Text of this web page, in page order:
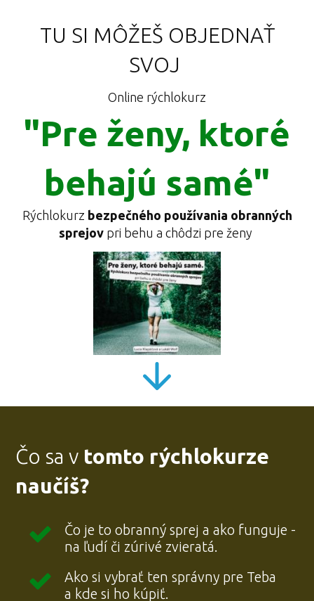
TU SI MÔŽEŠ OBJEDNAŤ
SVOJ
Online rýchlokurz
"Pre ženy, ktoré
behajú samé"
Rýchlokurz bezpečného používania obranných
sprejov pri behu a chôdzi pre ženy
Čo sa v tomto rýchlokurze
naučíš?
Čo je to obranný sprej a ako funguje -
na ľudí či zúrivé zvieratá.
Ako si vybrať ten správny pre Teba
a kde si ho kúpiť.